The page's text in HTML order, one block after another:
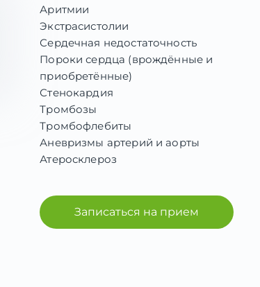
Аритмии
Экстрасистолии
Сердечная недостаточность
Пороки сердца (врождённые и
приобретённые)
Стенокардия
Тромбозы
Тромбофлебиты
Аневризмы артерий и аорты
Атеросклероз
Записаться на прием